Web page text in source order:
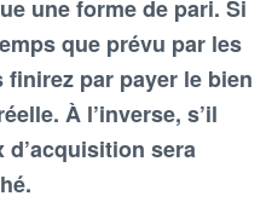
une forme de pari. Si
que prévu par les
par payer le bien
À l’inverse, s’il
sera